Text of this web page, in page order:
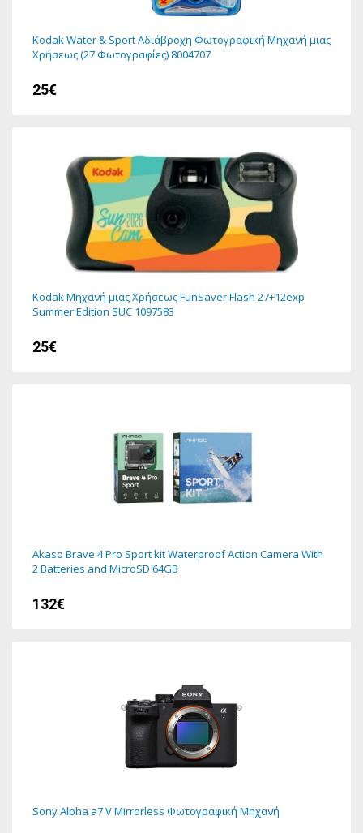
Kodak Water & Sport Αδιάβροχη Φωτογραφική Μηχανή μιας
Χρήσεως (27 Φωτογραφίες) 8004707
25€
Kodak Μηχανή μιας Χρήσεως FunSaver Flash 27+12exp
Summer Edition SUC 1097583
25€
Akaso Brave 4 Pro Sport kit Waterproof Action Camera With
2 Batteries and MicroSD 64GB
132€
Sony Alpha a7 V Mirrorless Φωτογραφική Μηχανή